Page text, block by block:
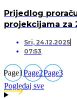
Prijedlog
projekcijama za
Sri, 24.12.2025
07:53
Page1Page2Page3
Pogledaj sve